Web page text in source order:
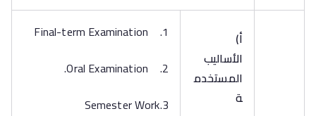
‌أ)
الأساليب
المستخدم
ة
1. Final-term Examination
2. Oral Examination.
3.Semester Work